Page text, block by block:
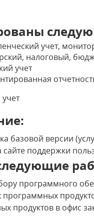
учет,
налоговый,
учет
базовой версии
поддержки
программного
продуктов в офис